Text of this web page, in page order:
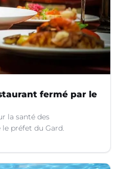
fermé par le
la santé des
préfet du Gard.